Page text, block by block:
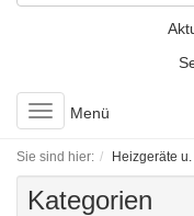
Toggle
navigation
Menü
Sie sind hier: Heizgeräte
Kategorien